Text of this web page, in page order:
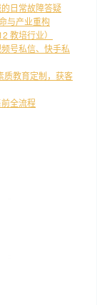
日常故障答疑
与产业重构
教培行业）
号私信、快手私
质教育定制，获客
全流程